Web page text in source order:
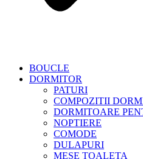
BOUCLE
DORMITOR
PATURI
COMPOZITII
DORMITOARE
NOPTIERE
COMODE
DULAPURI
MESE TOALETA